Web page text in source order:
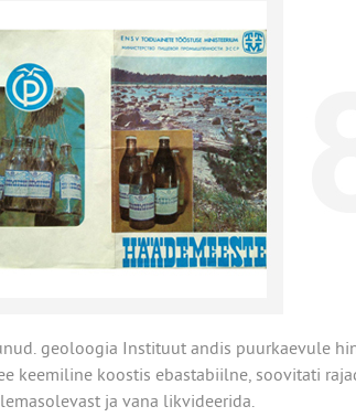
geoloogia Instituut andis puurkaevule
keemiline koostis ebastabiilne, soovitati
ja vana likvideerida.